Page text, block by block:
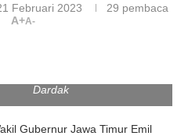
Februari 2023 29 pembaca
A+A-
Dardak
Gubernur Jawa Timur Emil